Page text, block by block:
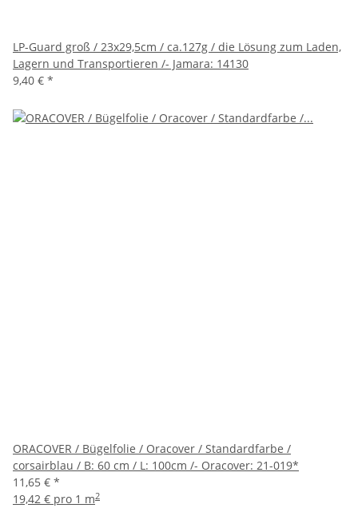
LP-Guard groß / 23x29,5cm / ca.127g / die Lösung zum Laden,
Lagern und Transportieren /- Jamara: 14130
9,40 € *
ORACOVER / Bügelfolie / Oracover / Standardfarbe /
corsairblau / B: 60 cm / L: 100cm /- Oracover: 21-019*
11,65 € *
19,42 € pro 1 m2